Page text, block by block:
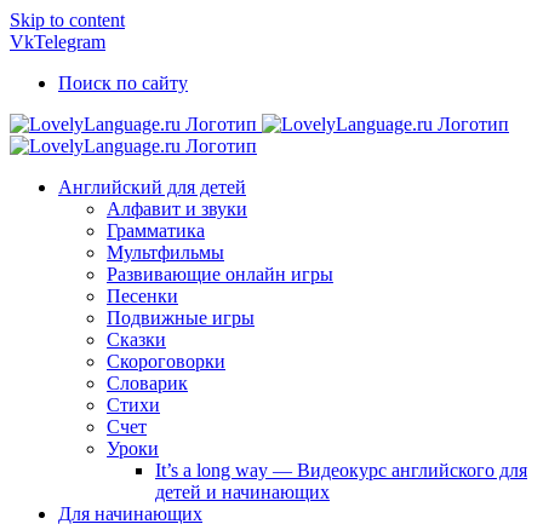
Skip to content
VkTelegram
Поиск по сайту
Английский для детей
Алфавит и звуки
Грамматика
Мультфильмы
Развивающие онлайн игры
Песенки
Подвижные игры
Сказки
Скороговорки
Словарик
Стихи
Счет
Уроки
It’s a long way — Видеокурс английского для
детей и начинающих
Для начинающих